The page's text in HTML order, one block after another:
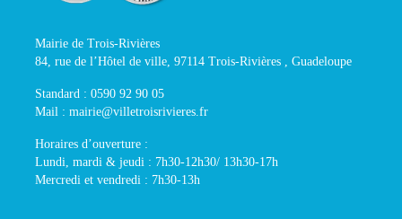
Mairie de Trois-Rivières
84, rue de l’Hôtel de ville, 97114 Trois-Rivières , Guadeloupe
Standard : 0590 92 90 05
Mail : mairie@villetroisrivieres.fr
Horaires d’ouverture :
Lundi, mardi & jeudi : 7h30-12h30/ 13h30-17h
Mercredi et vendredi : 7h30-13h